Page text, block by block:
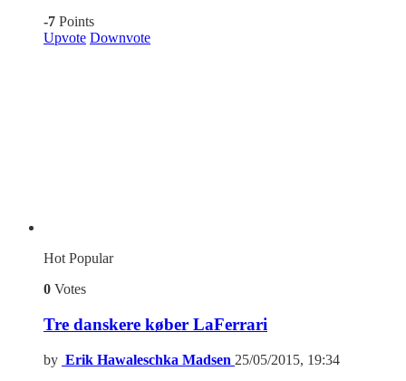
-7 Points
Upvote Downvote
HotPopular
0 Votes
Tre danskere køber LaFerrari
by Erik Hawaleschka Madsen 25/05/2015, 19:34